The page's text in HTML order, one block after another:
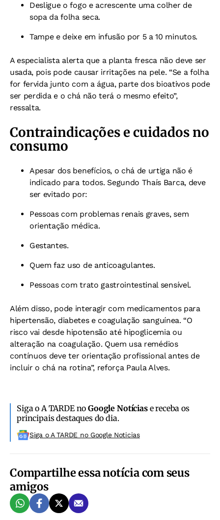
Desligue o fogo e acrescente uma colher de
sopa da folha seca.
Tampe e deixe em infusão por 5 a 10 minutos.
A especialista alerta que a planta fresca não deve ser
usada, pois pode causar irritações na pele. “Se a folha
for fervida junto com a água, parte dos bioativos pode
ser perdida e o chá não terá o mesmo efeito”,
ressalta.
Contraindicações e cuidados no
consumo
Apesar dos benefícios, o chá de urtiga não é
indicado para todos. Segundo Thaís Barca, deve
ser evitado por:
Pessoas com problemas renais graves, sem
orientação médica.
Gestantes.
Quem faz uso de anticoagulantes.
Pessoas com trato gastrointestinal sensível.
Além disso, pode interagir com medicamentos para
hipertensão, diabetes e coagulação sanguínea. “O
risco vai desde hipotensão até hipoglicemia ou
alteração na coagulação. Quem usa remédios
contínuos deve ter orientação profissional antes de
incluir o chá na rotina”, reforça Paula Alves.
Siga o A TARDE noGoogle Notíciase receba os
principais destaques do dia.
Siga o A TARDE no Google Noticias
Compartilhe essa notícia com seus
amigos